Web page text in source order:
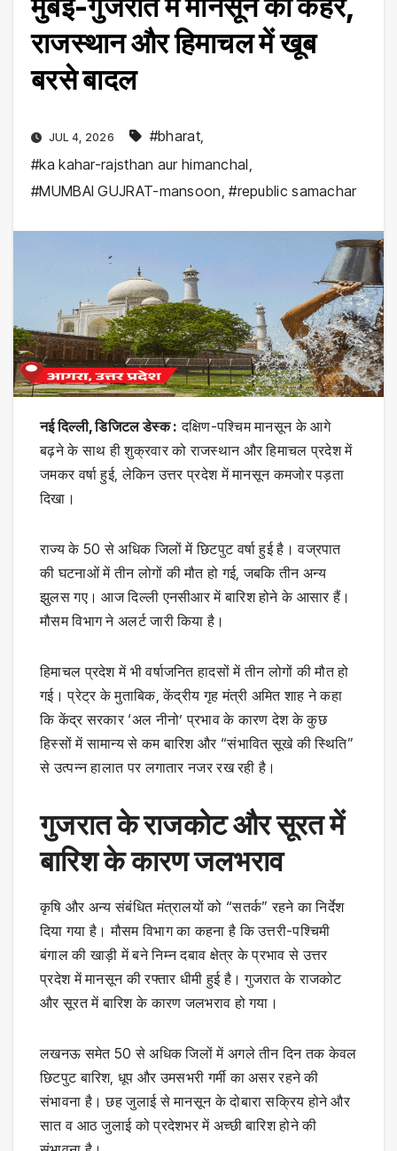
राजस्थान और हिमाचल में खूब
बरसे बादल
JUL 4, 2026 #bharat,
#ka kahar-rajsthan aur himanchal
#MUMBAI GUJRAT-mansoon ,#republic samachar
नई दिल्ली, डिजिटल डेस्क : दक्षिण-पश्चिम मानसून के आगे
बढ़ने के साथ ही शुक्रवार को राजस्थान और हिमाचल प्रदेश में
जमकर वर्षा हुई, लेकिन उत्तर प्रदेश में मानसून कमजोर पड़ता
दिखा।
राज्य के 50 से अधिक जिलों में छिटपुट वर्षा हुई है। वज्रपात
की घटनाओं में तीन लोगों की मौत हो गई, जबकि तीन अन्य
झुलस गए। आज दिल्ली एनसीआर में बारिश होने के आसार हैं।
मौसम विभाग ने अलर्ट जारी किया है।
हिमाचल प्रदेश में भी वर्षाजनित हादसों में तीन लोगों की मौत हो
गई। प्रेट्र के मुताबिक, केंद्रीय गृह मंत्री अमित शाह ने कहा
कि केंद्र सरकार ‘अल नीनो’ प्रभाव के कारण देश के कुछ
हिस्सों में सामान्य से कम बारिश और “संभावित सूखे की स्थिति”
से उत्पन्न हालात पर लगातार नजर रख रही है।
गुजरात के राजकोट और सूरत में
बारिश के कारण जलभराव
कृषि और अन्य संबंधित मंत्रालयों को “सतर्क” रहने का निर्देश
दिया गया है। मौसम विभाग का कहना है कि उत्तरी-पश्चिमी
बंगाल की खाड़ी में बने निम्न दबाव क्षेत्र के प्रभाव से उत्तर
प्रदेश में मानसून की रफ्तार धीमी हुई है। गुजरात के राजकोट
और सूरत में बारिश के कारण जलभराव हो गया।
लखनऊ समेत 50 से अधिक जिलों में अगले तीन दिन तक केवल
छिटपुट बारिश, धूप और उमसभरी गर्मी का असर रहने की
संभावना है। छह जुलाई से मानसून के दोबारा सक्रिय होने और
सात व आठ जुलाई को प्रदेशभर में अच्छी बारिश होने की